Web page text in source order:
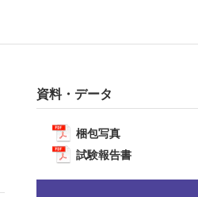
資料・データ
梱包写真
試験報告書